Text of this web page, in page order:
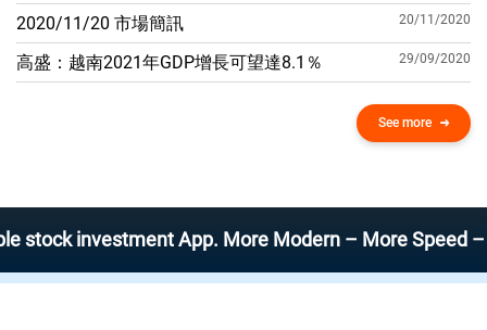
2020/11/20 市場簡訊 20/11/2020
高盛：越南2021年GDP增​​長可望達8.1％ 29/09/2020
See more
App. More Modern – More Speed – More